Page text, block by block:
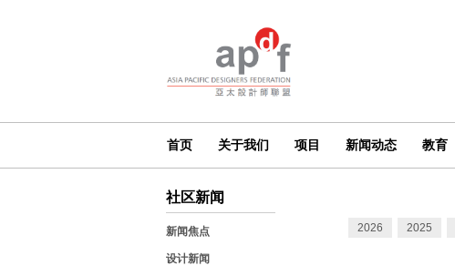
首页 关于我们 项目 新闻动态 教育
社区新闻
新闻焦点
设计新闻
2026 2025